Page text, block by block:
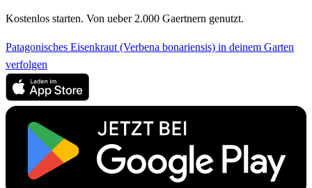
Kostenlos starten. Von ueber 2.000 Gaertnern genutzt.
Patagonisches Eisenkraut (Verbena bonariensis) in deinem Garten
verfolgen